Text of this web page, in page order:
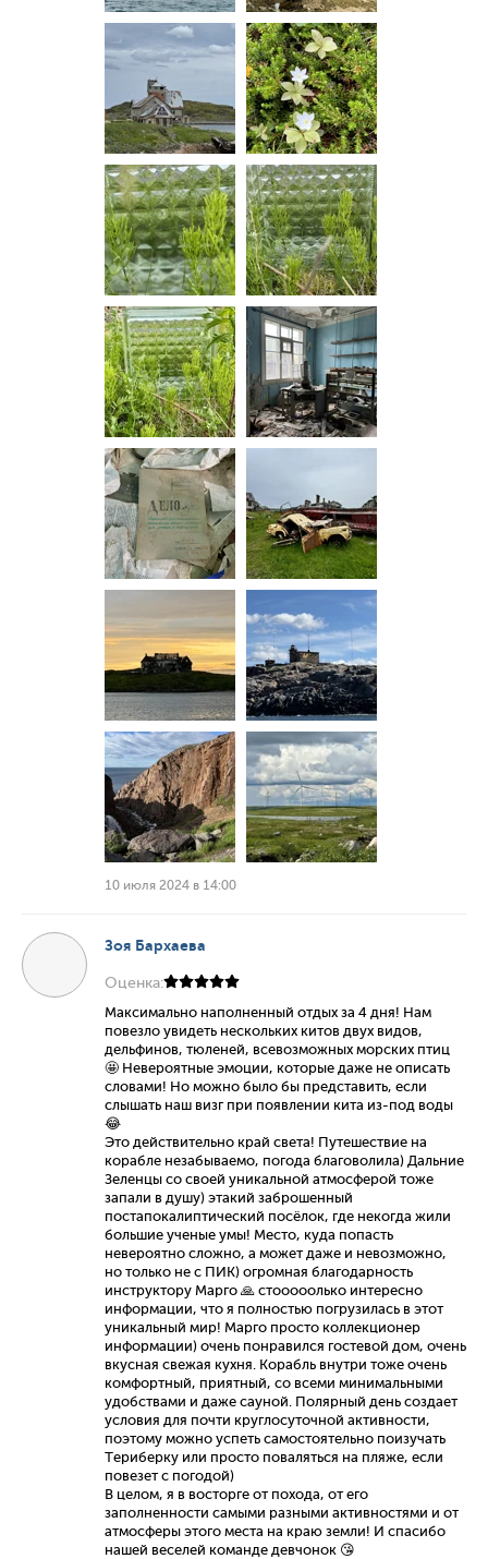
10 июля 2024 в 14:00
Зоя Бархаева
Оценка:
Максимально наполненный отдых за 4 дня! Нам
повезло увидеть нескольких китов двух видов,
дельфинов, тюленей, всевозможных морских птиц
🤩 Невероятные эмоции, которые даже не описать
словами! Но можно было бы представить, если
слышать наш визг при появлении кита из-под воды
😂
Это действительно край света! Путешествие на
корабле незабываемо, погода благоволила) Дальние
Зеленцы со своей уникальной атмосферой тоже
запали в душу) этакий заброшенный
постапокалиптический посёлок, где некогда жили
большие ученые умы! Место, куда попасть
невероятно сложно, а может даже и невозможно,
но только не с ПИК) огромная благодарность
инструктору Марго 🙏 стооооолько интересно
информации, что я полностью погрузилась в этот
уникальный мир! Марго просто коллекционер
информации) очень понравился гостевой дом, очень
вкусная свежая кухня. Корабль внутри тоже очень
комфортный, приятный, со всеми минимальными
удобствами и даже сауной. Полярный день создает
условия для почти круглосуточной активности,
поэтому можно успеть самостоятельно поизучать
Териберку или просто поваляться на пляже, если
повезет с погодой)
В целом, я в восторге от похода, от его
заполненности самыми разными активностями и от
атмосферы этого места на краю земли! И спасибо
нашей веселей команде девчонок 😘